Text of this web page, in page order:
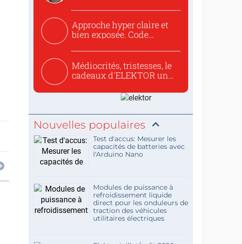
Approche hyper claire et
bien exposée. Code
Médiocrités, tristesses, le
cadeaux d'ELEKTOR un
Nouvelles populaires
Test d'accus: Mesurer les
capacités de batteries avec
l'Arduino Nano
Modules de puissance à
refroidissement liquide
direct pour les onduleurs de
traction des véhicules
utilitaires électriques